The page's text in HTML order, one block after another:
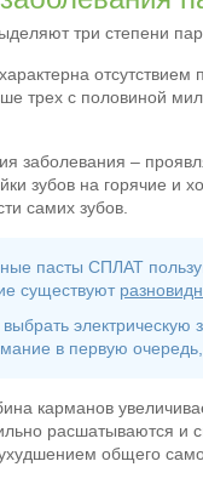
три степени
отсутствием
трех с половиной
заболевания –
зубов на горячие и
самих зубов.
пасты СПЛАТ
существуют
выбрать
в первую
карманов
расшатываются
общего